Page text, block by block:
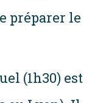
préparer le
(1h30) est